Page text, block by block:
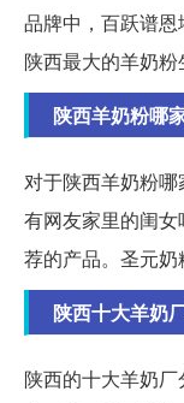
品牌中，百跃谱
陕西最大的羊奶粉
陕西羊奶粉哪
对于陕西羊奶粉哪
有网友家里的闺
荐的产品。圣元奶
陕西十大羊奶
陕西的十大羊奶